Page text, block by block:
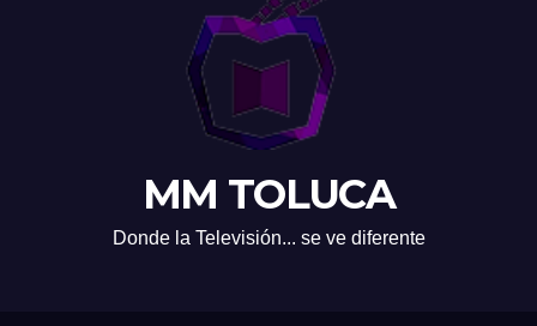
MM TOLUCA
Donde la Televisión... se ve diferente